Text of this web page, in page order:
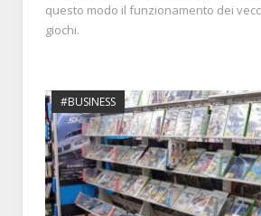
questo modo il funzionamento dei
giochi.
#BUSINESS